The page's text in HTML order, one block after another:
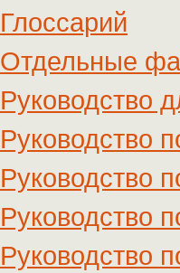
Глоссарий
Отдельные
Руководство
Руководство
Руководство
Руководство
Руководство